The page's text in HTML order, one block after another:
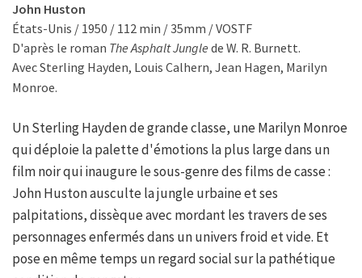
John Huston
États-Unis / 1950 / 112 min / 35mm / VOSTF
D'après le roman The Asphalt Jungle de W. R. Burnett.
Avec Sterling Hayden, Louis Calhern, Jean Hagen, Marilyn
Monroe.
Un Sterling Hayden de grande classe, une Marilyn Monroe
qui déploie la palette d'émotions la plus large dans un
film noir qui inaugure le sous-genre des films de casse :
John Huston ausculte la jungle urbaine et ses
palpitations, dissèque avec mordant les travers de ses
personnages enfermés dans un univers froid et vide. Et
pose en même temps un regard social sur la pathétique